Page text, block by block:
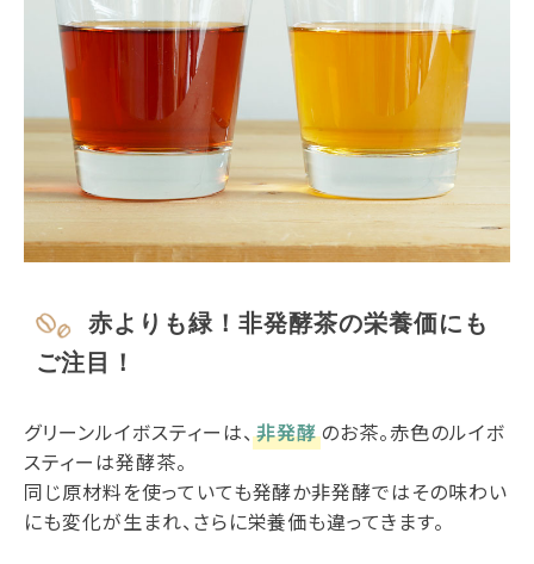
赤よりも緑！非発酵茶の栄養価にも
ご注目！
グリーンルイボスティーは、非発酵のお茶。赤色のルイボ
スティーは発酵茶。
同じ原材料を使っていても発酵か非発酵ではその味わい
にも変化が生まれ、さらに栄養価も違ってきます。